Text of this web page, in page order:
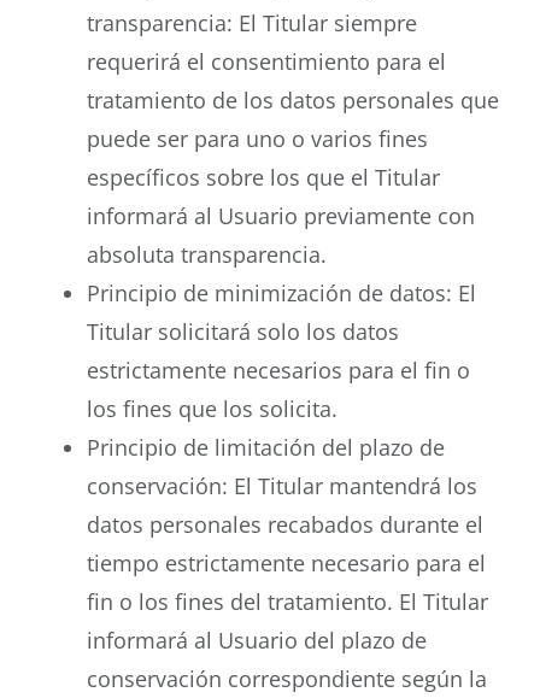
transparencia: El Titular siempre
requerirá el consentimiento para el
tratamiento de los datos personales que
puede ser para uno o varios fines
específicos sobre los que el Titular
informará al Usuario previamente con
absoluta transparencia.
Principio de minimización de datos: El
Titular solicitará solo los datos
estrictamente necesarios para el fin o
los fines que los solicita.
Principio de limitación del plazo de
conservación: El Titular mantendrá los
datos personales recabados durante el
tiempo estrictamente necesario para el
fin o los fines del tratamiento. El Titular
informará al Usuario del plazo de
conservación correspondiente según la